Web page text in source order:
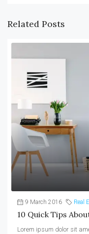
Related Posts
9 March 2016 Real
10 Quick Tips
Lorem ipsum dolor sit